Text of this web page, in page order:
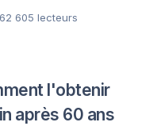
605 lecteurs
l'obtenir
après 60 ans